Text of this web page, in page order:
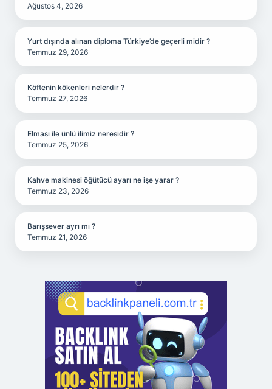
Ağustos 4, 2026
Yurt dışında alınan diploma Türkiye’de geçerli midir ?
Temmuz 29, 2026
Köftenin kökenleri nelerdir ?
Temmuz 27, 2026
Elması ile ünlü ilimiz neresidir ?
Temmuz 25, 2026
Kahve makinesi öğütücü ayarı ne işe yarar ?
Temmuz 23, 2026
Barışsever ayrı mı ?
Temmuz 21, 2026